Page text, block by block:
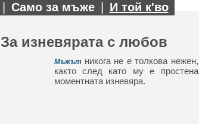
Само за мъже И той к'во
За изневярата с любов
Мъжътникога не е толкова нежен,
както след като му е простена
моментната изневяра.